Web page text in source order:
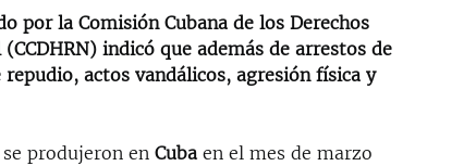
por la Comisión Cubana de los Derechos
indicó que además de arrestos de
actos vandálicos, agresión física y
se produjeron enCuba en el mes de marzo